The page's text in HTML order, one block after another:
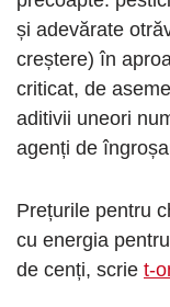
și adevărate
creștere) în
criticat, de
aditivii uneori
agenți de
Prețurile pentru
cu energia
de cenți, scrie t-